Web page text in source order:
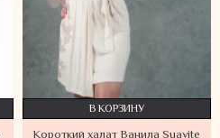
В КОРЗИНУ